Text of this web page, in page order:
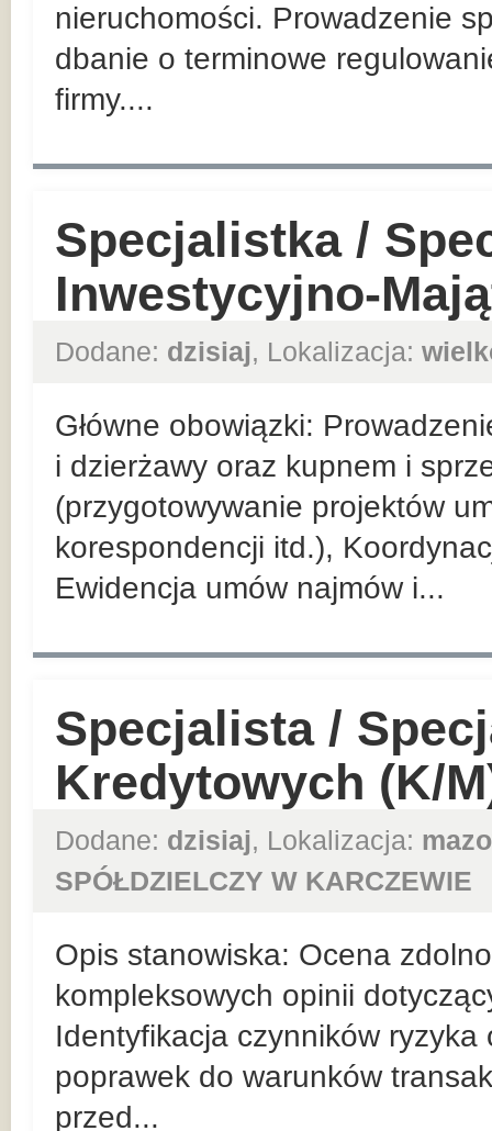
nieruchomości. Prowadzenie
dbanie o terminowe
firmy....
Specjalistka /
Inwestycyjno-
Dodane: dzisiaj, Lokalizacja:
Główne obowiązki:
i dzierżawy oraz kupnem i
(przygotowywanie projektów
korespondencji itd.),
Ewidencja umów najmów i...
Specjalista /
Kredytowych (K/
Dodane: dzisiaj, Lokalizacja:
SPÓŁDZIELCZY W KARCZEWIE
Opis stanowiska: Ocena
kompleksowych opinii
Identyfikacja czynników
poprawek do warunków
przed...